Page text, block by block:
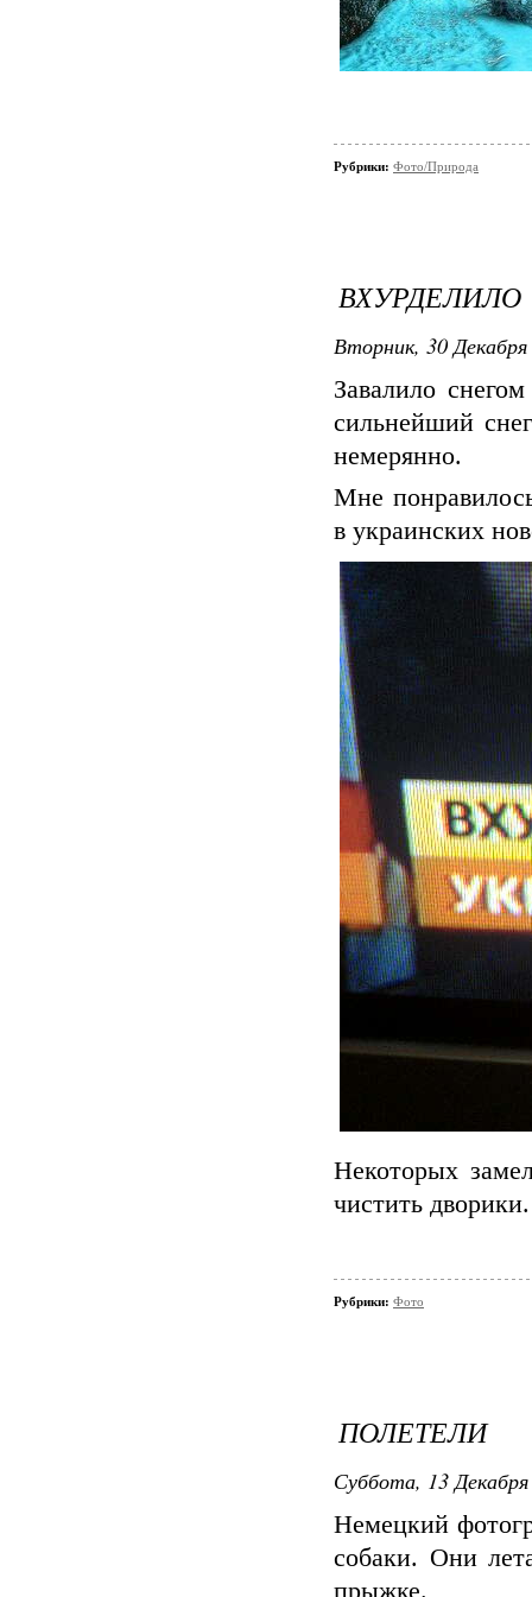
Рубрики: Фото/Природа
ВХУРДЕЛИЛО
Вторник, 30
Завалило
сильнейший
немерянно.
Мне
в украинских
Некоторых
чистить дворики.
Рубрики: Фото
ПОЛЕТЕЛИ
Суббота, 13
Немецкий
собаки. Они
прыжке.